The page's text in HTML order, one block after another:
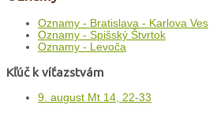
Oznamy - Bratislava - Karlova Ves
Oznamy - Spišský Štvrtok
Oznamy - Levoča
Kľúč k víťazstvám
9. august Mt 14, 22-33